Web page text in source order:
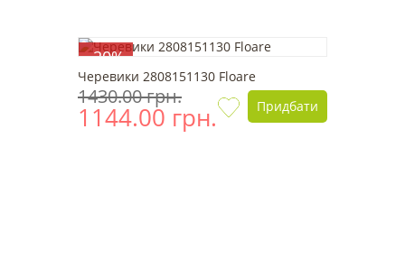
-20%
Черевики 2808151130 Floare
1430.00 грн.
1144.00 грн. Придбати